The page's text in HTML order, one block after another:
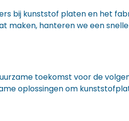
bij kunststof platen en het
maken, hanteren we een
toekomst voor de
oplossingen om